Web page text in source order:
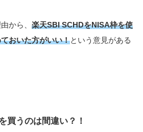
から、 楽天SBI SCHDをNISA枠を使
おいた方がいい！という意見がある
買うのは間違い？！